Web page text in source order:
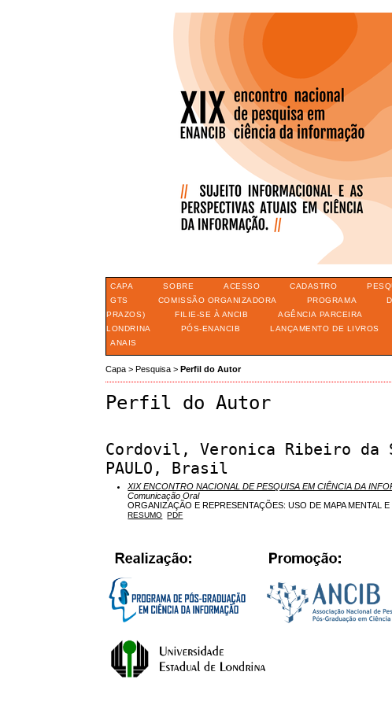
CAPA SOBRE ACESSO CADASTRO
GTS
COMISSÃO ORGANIZADORA PROGRAMA
PRAZOS)
FILIE-SE À ANCIB AGÊNCIA PARCEIRA
LONDRINA
PÓS-ENANCIB LANÇAMENTO DE LIVROS
ANAIS
Capa >Pesquisa >Perfil do Autor
Perfil do Autor
Cordovil, Veronica Ribeiro da
PAULO, Brasil
XIX ENCONTRO NACIONAL DE PESQUISA EM CIÊNCIA DA
Comunicação Oral
ORGANIZAÇÃO E REPRESENTAÇÕES: USO DE MAPA MENTAL E
RESUMO PDF